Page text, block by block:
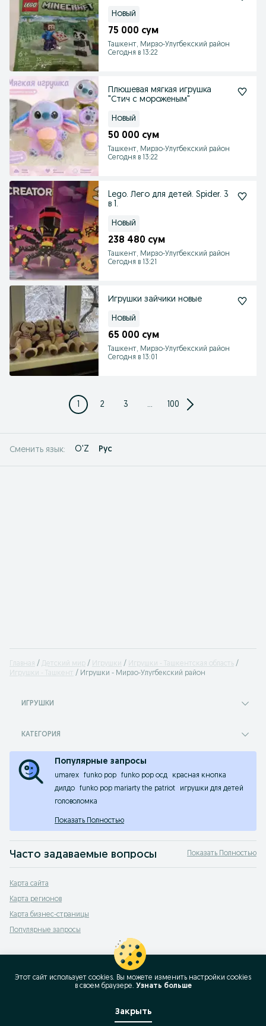
Новый
75 000 сум
Ташкент, Мирзо-Улугбекский район
Сегодня в 13:22
Плюшевая мягкая игрушка
"Стич с мороженым"
Новый
50 000 сум
Ташкент, Мирзо-Улугбекский район
Сегодня в 13:22
Lego. Лего для детей. Spider. 3
в 1.
Новый
238 480 сум
Ташкент, Мирзо-Улугбекский район
Сегодня в 13:21
Игрушки зайчики новые
Новый
65 000 сум
Ташкент, Мирзо-Улугбекский район
Сегодня в 13:01
1 2 3 ... 100
Сменить язык: O'Z Рус
Главная Детский мир Игрушки
Игрушки - Ташкентская область
Игрушки - Ташкент
Игрушки - Мирзо-Улугбекский район
ИГРУШКИ
КАТЕГОРИЯ
Популярные запросы
umarex funko pop funko pop осд
красная кнопка
дилдо
funko pop mariarty the patriot
игрушки для детей
головоломка
Показать Полностью
Часто задаваемые вопросы
При выборе игрушки учитывайте возраст и интересы ребенка. На OLX в
Какие виды игрушек популярны среди детей в
Сколько стоит игрушка для детей в среднем?
Цена игрушек может варьироваться в зависимости от типа и бренда. На
Как обеспечить безопасность детей при выборе игрушек?
Приобретайте игрушки, соответствующие стандартам безопасности.
Для развития моторики у младенцев подходят мягкие игрушки,
Показать Полностью
Карта сайта
Карта регионов
Карта бизнес-страницы
Популярные запросы
Этот сайт использует cookies. Вы можете изменить настройки cookies
в своeм браузере. Узнать больше
Закрыть